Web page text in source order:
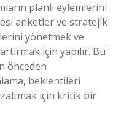
planlı eylemlerini
anketler ve stratejik
yönetmek ve
için yapılır. Bu
önceden
beklentileri
için kritik bir